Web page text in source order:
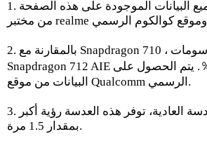
1. يتم الحصول على جميع البيانات الموجودة على هذه الصفحة
2. بالمقارنة مع Snapdragon 710 ، فإن أداء الرسومات
Snapdragon 712 AIE يحسن حتى 35 ％. يتم الحصول على
البيانات من موقع Qualcomm الرسمي.
3. بالمقارنة مع العدسة العادية، توفر هذه العدسة رؤية أكبر
بمقدار 1.5 مرة.